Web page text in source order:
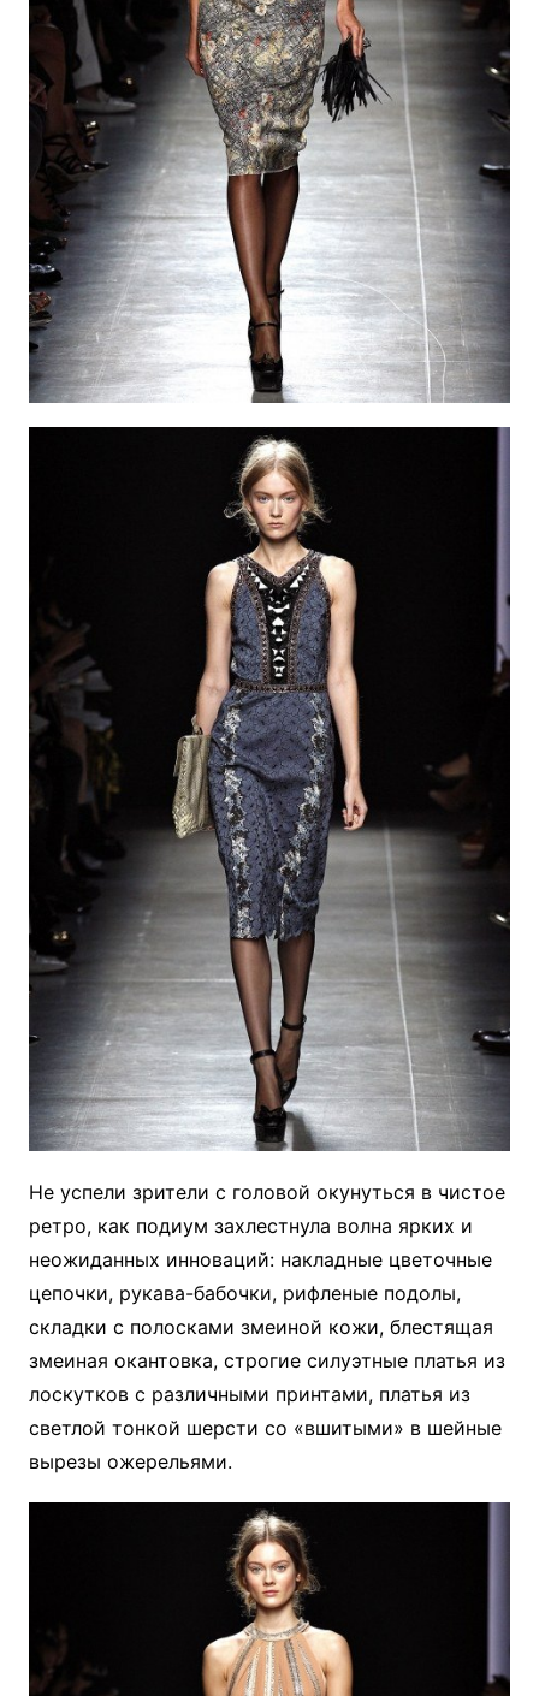
Не успели зрители с головой окунуться в чистое
ретро, как подиум захлестнула волна ярких и
неожиданных инноваций: накладные цветочные
цепочки, рукава-бабочки, рифленые подолы,
складки с полосками змеиной кожи, блестящая
змеиная окантовка, строгие силуэтные платья из
лоскутков с различными принтами, платья из
светлой тонкой шерсти со «вшитыми» в шейные
вырезы ожерельями.